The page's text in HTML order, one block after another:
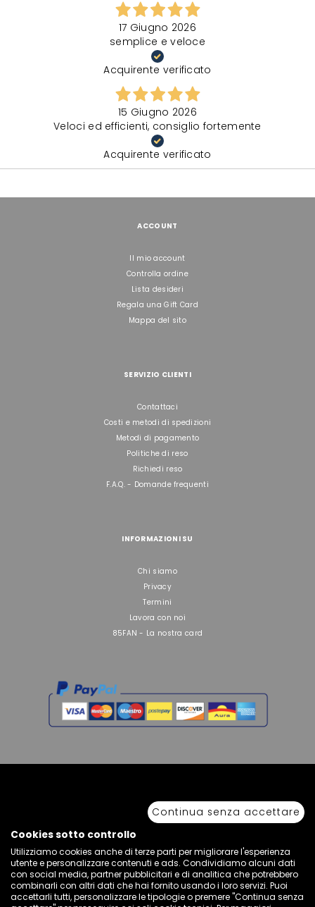
17 Giugno 2026
semplice e veloce
Acquirente verificato
15 Giugno 2026
Veloci ed efficienti, consiglio fortemente
Acquirente verificato
ACCOUNT
Il mio account
Controlla ordine
Lista desideri
Regala una Gift Card
Mappa del sito
SERVIZIO CLIENTI
Contattaci
Costi e metodi di spedizioni
Metodi di pagamento
Politiche di reso
Richiedi reso
F.A.Q. - Domande frequenti
INFORMAZIONI SU
Chi siamo
Privacy
Termini
Lavora con noi
85FAN - La nostra card
Copyright © 2026 Sport 85 S.R.L. - All Rights Reserved. È vietata la riproduzione
anche parziale.
Via Piave Km 68,600 • 04100 Latina, Italia | P.IVA 01222400598 • N° REA LT -
Continua senza accettare
Cookies sotto controllo
Utilizziamo cookies anche di terze parti per migliorare l'esperienza
utente e personalizzare contenuti e ads. Condividiamo alcuni dati
con social media, partner pubblicitari e di analitica che potrebbero
combinarli con altri dati che hai fornito usando i loro servizi. Puoi
accettarli tutti, personalizzare le tipologie o premere "Continua senza